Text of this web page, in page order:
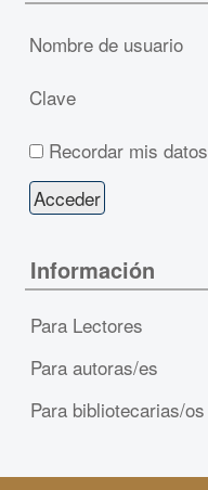
Nombre de usuario
Clave
Recordar mis datos
Información
Para Lectores
Para autoras/es
Para bibliotecarias/os